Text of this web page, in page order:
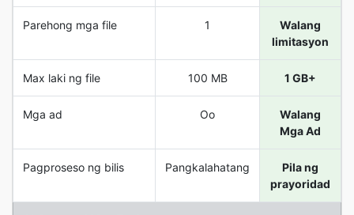
Parehong mga file 1
Walang
limitasyon
Max laki ng file 100 MB 1 GB+
Mga ad Oo
Walang
Mga Ad
Pagproseso ng bilis Pangkalahatang
Pila ng
prayoridad